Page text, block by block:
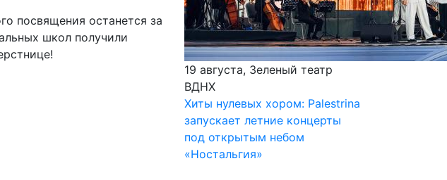
посвящения останется за
школ получили
19 августа, Зеленый театр
ВДНХ
Хиты нулевых хором: Palestrina
запускает летние концерты
под открытым небом
«Ностальгия»